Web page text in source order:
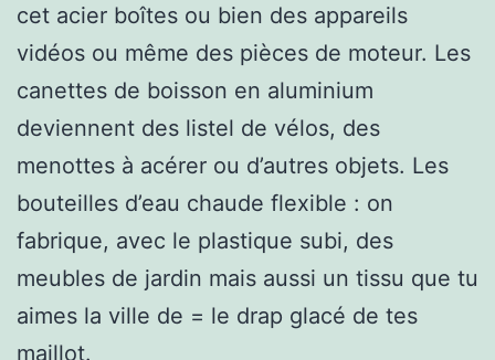
cet acier boîtes ou bien des appareils
vidéos ou même des pièces de moteur. Les
canettes de boisson en aluminium
deviennent des listel de vélos, des
menottes à acérer ou d’autres objets. Les
bouteilles d’eau chaude flexible : on
fabrique, avec le plastique subi, des
meubles de jardin mais aussi un tissu que tu
aimes la ville de = le drap glacé de tes
maillot.